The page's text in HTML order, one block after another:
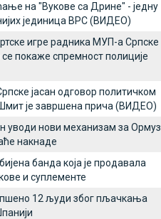
на "Вукове са Дрине" - једну
јединица ВРС (ВИДЕО)
игре радника МУП-а Српске
покаже спремност полиције
јасан одговор политичком
је завршена прича (ВИДЕО)
уводи нови механизам за Ормуз
накнаде
банда која је продавала
и суплементе
12 људи због пљачкања